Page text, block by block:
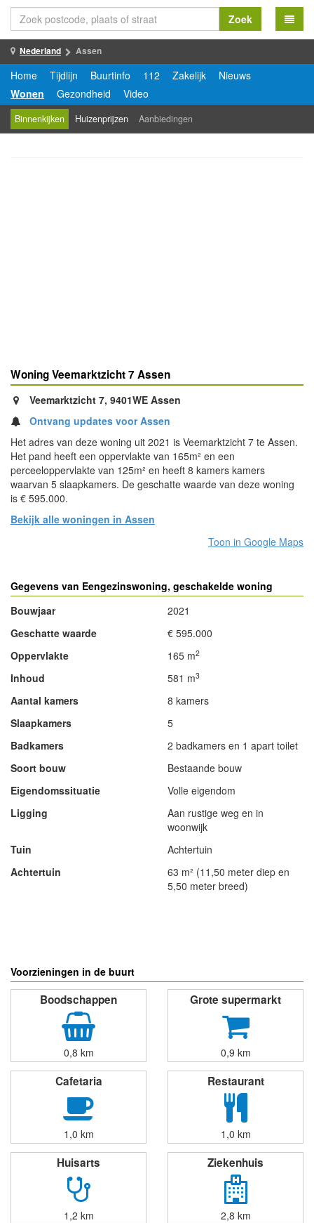
Zoek
Nederland Assen
Home Tijdlijn Buurtinfo 112 Zakelijk
Nieuws
Wonen
Gezondheid Video
Binnenkijken Huizenprijzen Aanbiedingen
Woning Veemarktzicht 7 Assen
Veemarktzicht 7, 9401WE Assen
Ontvang updates voor Assen
Het adres van deze woning uit 2021 is Veemarktzicht 7 te Assen.
Het pand heeft een oppervlakte van 165m² en een
perceeloppervlakte van 125m² en heeft 8 kamers kamers
waarvan 5 slaapkamers. De geschatte waarde van deze woning
is € 595.000.
Bekijk alle woningen in Assen
Toon in Google Maps
Gegevens van Eengezinswoning, geschakelde woning
Bouwjaar
2021
Geschatte waarde
€ 595.000
Oppervlakte
165 m2
Inhoud 581 m3
Aantal kamers
8 kamers
Slaapkamers
5
Badkamers
2 badkamers en 1 apart toilet
Soort bouw
Bestaande bouw
Eigendomssituatie
Volle eigendom
Ligging
Aan rustige weg en in
woonwijk
Tuin
Achtertuin
Achtertuin
63 m² (11,50 meter diep en
5,50 meter breed)
Voorzieningen in de buurt
Boodschappen
0,8 km
Grote supermarkt
0,9 km
Cafetaria
1,0 km
Restaurant
1,0 km
Huisarts
1,2 km
Ziekenhuis
2,8 km